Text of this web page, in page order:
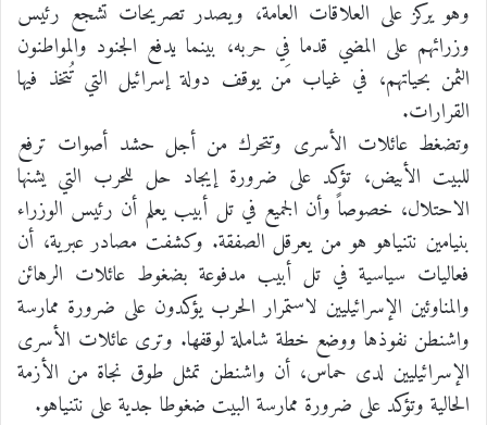
وهو يركز على العلاقات العامة، ويصدر تصريحات تشجع رئيس
وزرائهم على المضي قدما في حربه، بينما يدفع الجنود والمواطنون
الثمن بحياتهم، في غياب مَن يوقف دولة إسرائيل التي تُتخذ فيها
القرارات.
وتضغط عائلات الأسرى وتتحرك من أجل حشد أصوات ترفع
للبيت الأبيض، تؤكد على ضرورة إيجاد حل للحرب التي يشنها
الاحتلال، خصوصاً وأن الجميع في تل أبيب يعلم أن رئيس الوزراء
بنيامين نتنياهو هو من يعرقل الصفقة. وكشفت مصادر عبرية، أن
فعاليات سياسية في تل أبيب مدفوعة بضغوط عائلات الرهائن
والمناوئين الإسرائيليين لاستمرار الحرب يؤكدون على ضرورة ممارسة
واشنطن نفوذها ووضع خطة شاملة لوقفها. وترى عائلات الأسرى
الإسرائيليين لدى حماس، أن واشنطن تمثل طوق نجاة من الأزمة
الحالية وتؤكد على ضرورة ممارسة البيت ضغوطا جدية على نتنياهو.